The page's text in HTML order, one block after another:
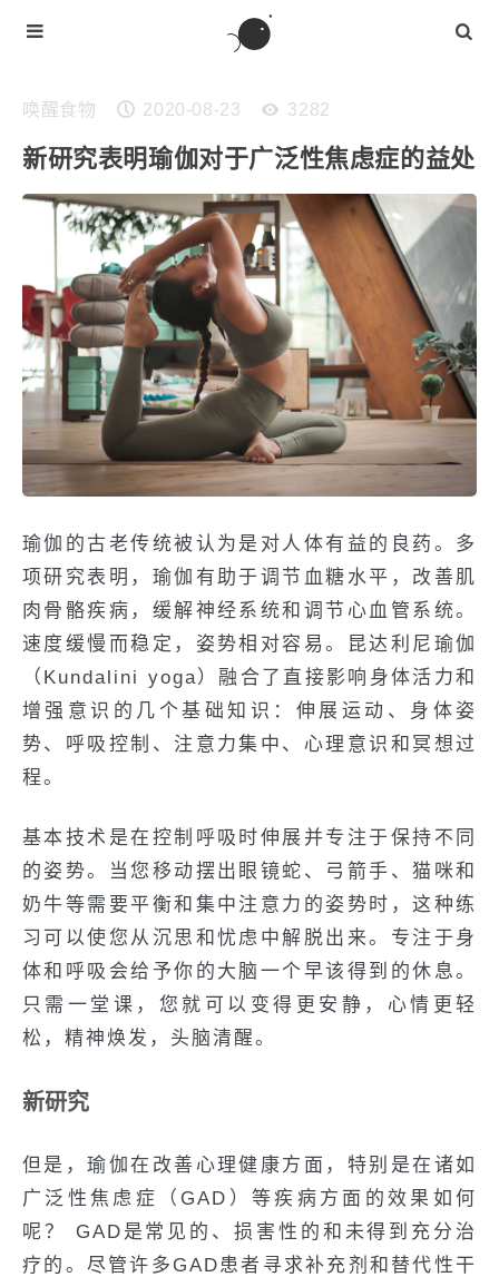
唤醒食物 2020-08-23 3282
新研究表明瑜伽对于广泛性焦虑症的益处
瑜伽的古老传统被认为是对人体有益的良药。多
项研究表明，瑜伽有助于调节血糖水平，改善肌
肉骨骼疾病，缓解神经系统和调节心血管系统。
速度缓慢而稳定，姿势相对容易。昆达利尼瑜伽
（Kundalini yoga）融合了直接影响身体活力和
增强意识的几个基础知识：伸展运动、身体姿
势、呼吸控制、注意力集中、心理意识和冥想过
程。
基本技术是在控制呼吸时伸展并专注于保持不同
的姿势。当您移动摆出眼镜蛇、弓箭手、猫咪和
奶牛等需要平衡和集中注意力的姿势时，这种练
习可以使您从沉思和忧虑中解脱出来。专注于身
体和呼吸会给予你的大脑一个早该得到的休息。
只需一堂课，您就可以变得更安静，心情更轻
松，精神焕发，头脑清醒。
新研究
但是，瑜伽在改善心理健康方面，特别是在诸如
广泛性焦虑症（GAD）等疾病方面的效果如何
呢？ GAD是常见的、损害性的和未得到充分治
疗的。尽管许多GAD患者寻求补充剂和替代性干